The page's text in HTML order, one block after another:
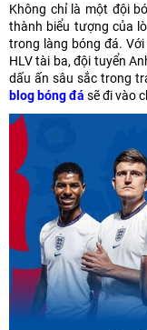
Không chỉ là một đội
thành biểu tượng của
trong làng bóng đá.
HLV tài ba, đội tuyển
dấu ấn sâu sắc trong
blog bóng đá sẽ đi vào
Blog bóng đá
Lịch sử đối đầu